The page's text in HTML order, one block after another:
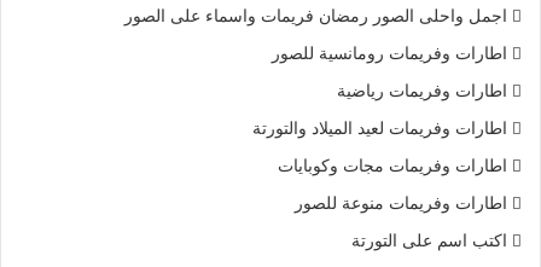
اجمل واحلى الصور رمضان فريمات واسماء على الصور
اطارات وفريمات رومانسية للصور
اطارات وفريمات رياضية
اطارات وفريمات لعيد الميلاد والتورتة
اطارات وفريمات مجات وكوبايات
اطارات وفريمات منوعة للصور
اكتب اسم على التورتة